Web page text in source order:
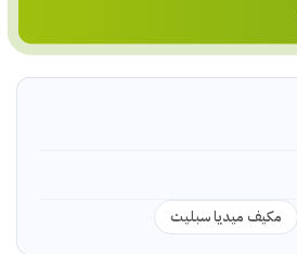
مكيف ميديا سبليت